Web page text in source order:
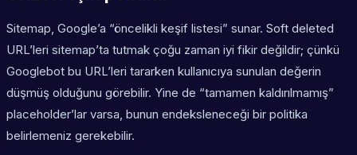
Sitemap, Google’a “öncelikli keşif listesi” sunar. Soft deleted
URL’leri sitemap’ta tutmak çoğu zaman iyi fikir değildir; çünkü
Googlebot bu URL’leri tararken kullanıcıya sunulan değerin
düşmüş olduğunu görebilir. Yine de “tamamen kaldırılmamış”
placeholder’lar varsa, bunun endeksleneceği bir politika
belirlemeniz gerekebilir.